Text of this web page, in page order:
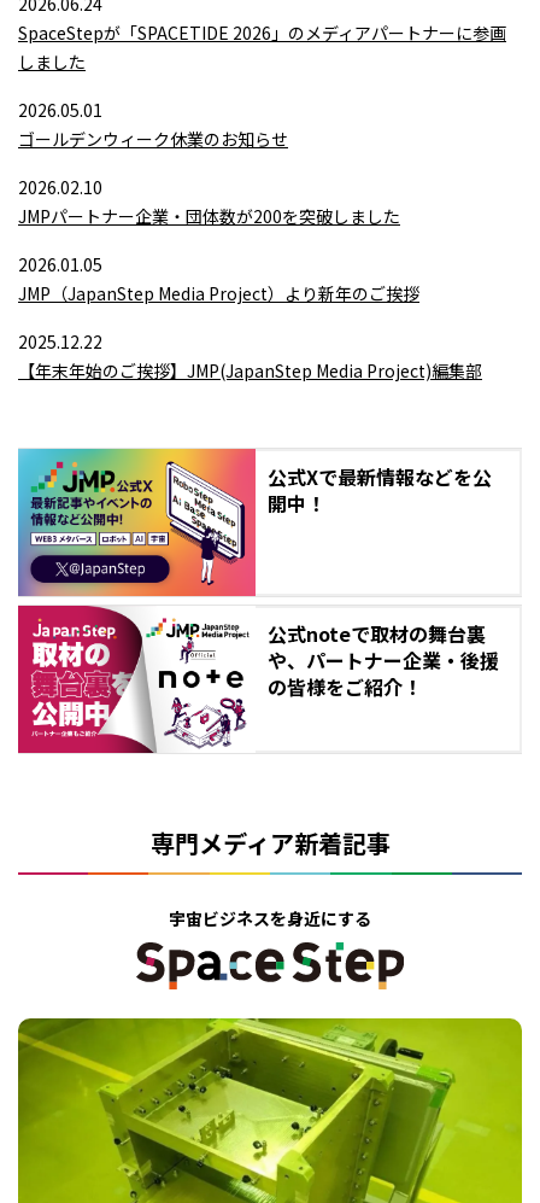
SpaceStepが「SPACETIDE 2026」のメディアパートナーに参画
しました
2026.05.01
ゴールデンウィーク休業のお知らせ
2026.02.10
JMPパートナー企業・団体数が200を突破しました
2026.01.05
JMP（JapanStep Media Project）より新年のご挨拶
2025.12.22
【年末年始のご挨拶】JMP(JapanStep Media Project)編集部
公式Xで最新情報などを公
開中！
公式noteで取材の舞台裏
や、パートナー企業・後援
の皆様をご紹介！
専門メディア新着記事
宇宙ビジネスを身近にする